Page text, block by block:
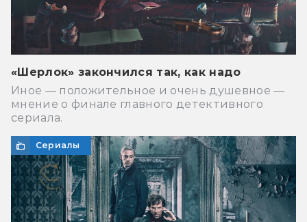
«Шерлок» закончился так, как надо
Иное — положительное и очень душевное —
мнение о финале главного детективного
сериала.
Сериалы